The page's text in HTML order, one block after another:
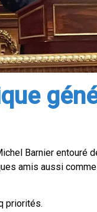
Barnier entouré
amis aussi
priorités.